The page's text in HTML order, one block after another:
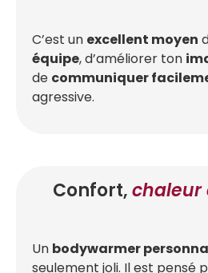
C’est un excellent moyen
équipe, d’améliorer ton
de communiquer
agressive.
Confort,chaleur
Un bodywarmer
seulement joli. Il est pensé